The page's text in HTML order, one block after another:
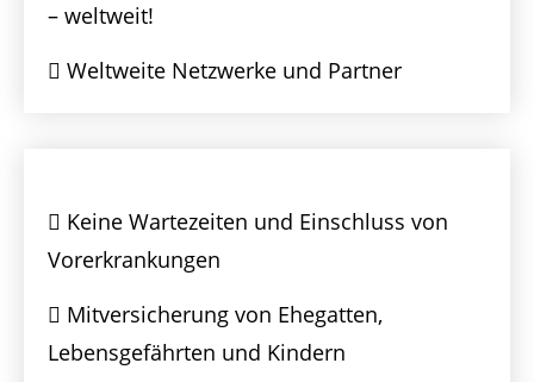
– weltweit!
Weltweite Netzwerke und Partner
Keine Wartezeiten und Einschluss von
Vorerkrankungen
Mitversicherung von Ehegatten,
Lebensgefährten und Kindern